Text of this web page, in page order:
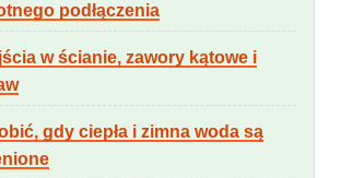
podłączenia
w ścianie, zawory kątowe i
gdy ciepła i zimna woda są